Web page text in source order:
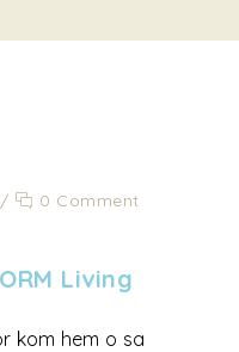
/
0 Comment
Living
kom hem o sa